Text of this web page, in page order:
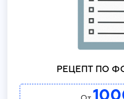
РЕЦЕПТ ПО